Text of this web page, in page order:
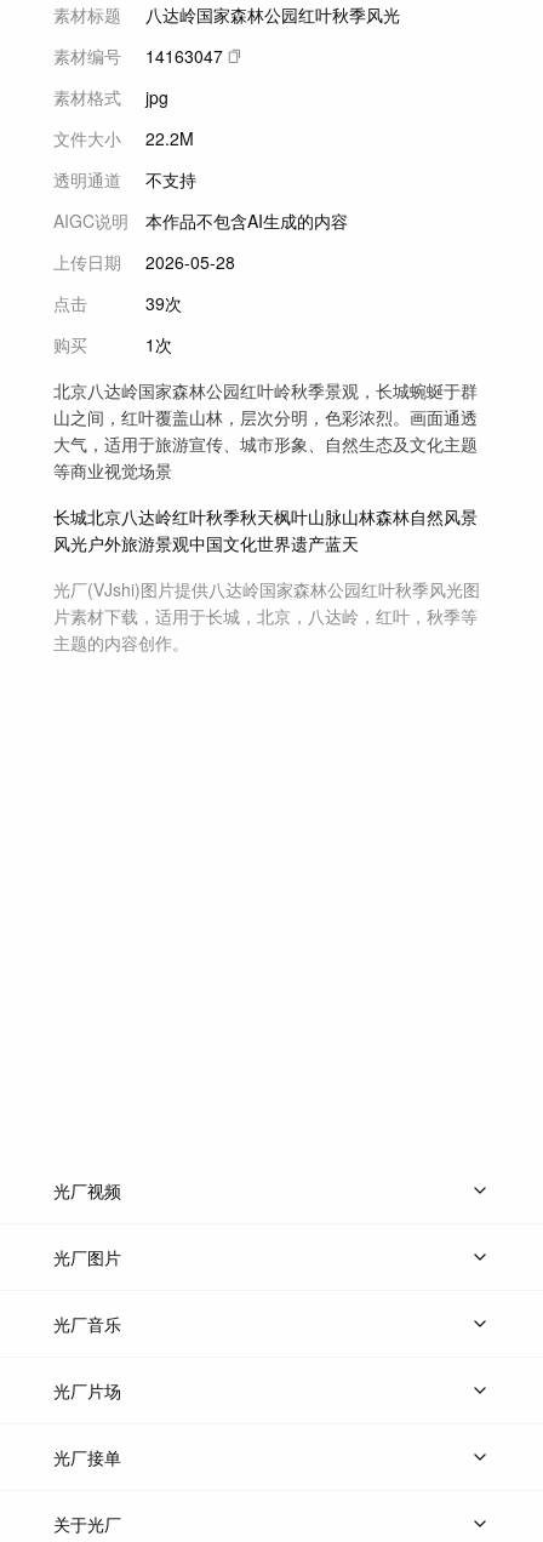
素材标题
八达岭国家森林公园红叶秋季风光
素材编号
14163047
素材格式
jpg
文件大小
22.2M
透明通道
不支持
AIGC说明
本作品不包含AI生成的内容
上传日期
2026-05-28
点击
39次
购买
1次
北京八达岭国家森林公园红叶岭秋季景观，长城蜿蜒于群
山之间，红叶覆盖山林，层次分明，色彩浓烈。画面通透
大气，适用于旅游宣传、城市形象、自然生态及文化主题
等商业视觉场景
长城北京八达岭红叶秋季秋天枫叶山脉山林森林自然风景
风光户外旅游景观中国文化世界遗产蓝天
光厂(VJshi)图片提供八达岭国家森林公园红叶秋季风光图
片素材下载，适用于长城，北京，八达岭，红叶，秋季等
主题的内容创作。
光厂视频
上传视频
光厂图片
上传图片
光厂音乐
热门音乐
光厂片场
上传案例
光厂接单
上架服务
关于光厂